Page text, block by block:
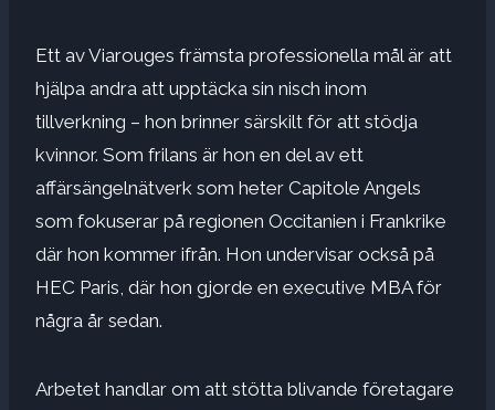
Ett av Viarouges främsta professionella mål är att
hjälpa andra att upptäcka sin nisch inom
tillverkning – hon brinner särskilt för att stödja
kvinnor. Som frilans är hon en del av ett
affärsängelnätverk som heter Capitole Angels
som fokuserar på regionen Occitanien i Frankrike
där hon kommer ifrån. Hon undervisar också på
HEC Paris, där hon gjorde en executive MBA för
några år sedan.
Arbetet handlar om att stötta blivande företagare